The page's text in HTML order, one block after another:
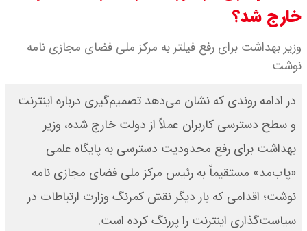
۱۴۰۵ / هر دلار چند؟ + جدول
مرداد ۱۴۰۵ / سکه پارسیان ۲۰۰ سوتی
چند؟ + جدول
خارج شد؟
وزیر بهداشت برای رفع فیلتر به مرکز ملی فضای مجازی نامه
نوشت
در ادامه روندی که نشان می‌دهد تصمیم‌گیری درباره اینترنت
و سطح دسترسی کاربران عملاً از دولت خارج شده، وزیر
بهداشت برای رفع محدودیت دسترسی به پایگاه علمی
«پاب‌مد» مستقیماً به رئیس مرکز ملی فضای مجازی نامه
نوشت؛ اقدامی که بار دیگر نقش کمرنگ وزارت ارتباطات در
سیاست‌گذاری اینترنت را پررنگ کرده است.